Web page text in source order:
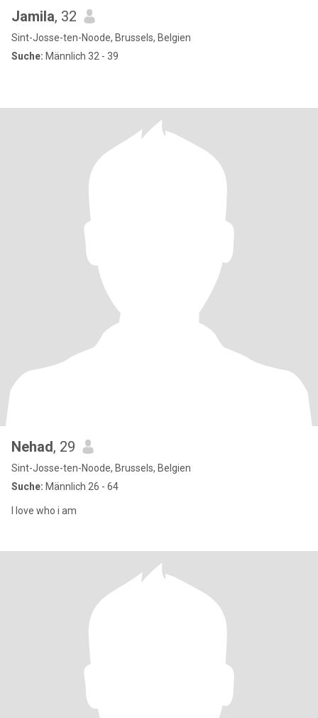
Jamila, 32
Sint-Josse-ten-Noode, Brussels, Belgien
Suche: Männlich 32 - 39
Nehad, 29
Sint-Josse-ten-Noode, Brussels, Belgien
Suche: Männlich 26 - 64
I love who i am